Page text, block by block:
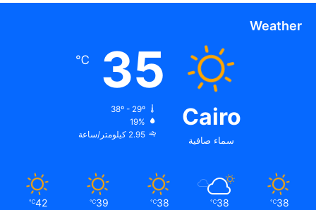
Weather
Cairo
سماء صافية
35
℃
38º - 29º
19%
2.95 كيلومتر/ساعة
38
℃
38
℃
38
℃
39
℃
42
℃